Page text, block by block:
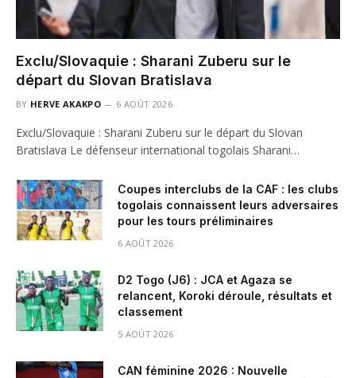
Exclu/Slovaquie : Sharani Zuberu sur le
départ du Slovan Bratislava
BY HERVE AKAKPO 6 AOÛT 2026
Exclu/Slovaquie : Sharani Zuberu sur le départ du Slovan
Bratislava Le défenseur international togolais Sharani…
Coupes interclubs de la CAF : les clubs
togolais connaissent leurs adversaires
pour les tours préliminaires
6 AOÛT 2026
D2 Togo (J6) : JCA et Agaza se
relancent, Koroki déroule, résultats et
classement
5 AOÛT 2026
CAN féminine 2026 : Nouvelle